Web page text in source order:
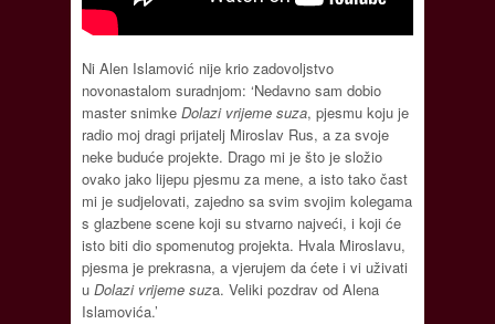
Ni Alen Islamović nije krio zadovoljstvo
novonastalom suradnjom: ‘Nedavno sam dobio
master snimke Dolazi vrijeme suza, pjesmu koju je
radio moj dragi prijatelj Miroslav Rus, a za svoje
neke buduće projekte. Drago mi je što je složio
ovako jako lijepu pjesmu za mene, a isto tako čast
mi je sudjelovati, zajedno sa svim svojim kolegama
s glazbene scene koji su stvarno najveći, i koji će
isto biti dio spomenutog projekta. Hvala Miroslavu,
pjesma je prekrasna, a vjerujem da ćete i vi uživati
u Dolazi vrijeme suza. Veliki pozdrav od Alena
Islamovića.’